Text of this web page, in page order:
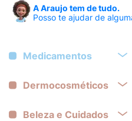
A Araujo tem de tudo.
Posso te ajudar de
Medicamentos
Dermocosméticos
Beleza e Cuidados